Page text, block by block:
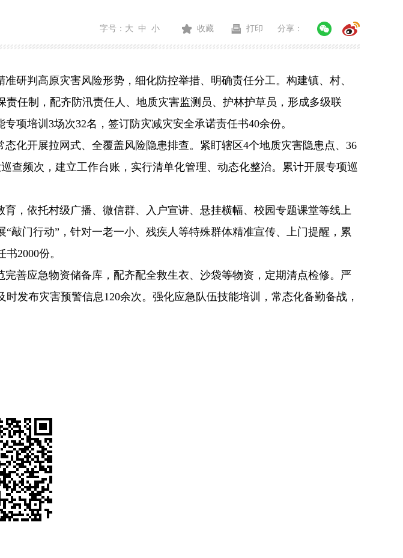
字号： 大 中 小 收藏 打印 分享：
研判高原灾害风险形势，细化防控举措、明确责任分工。构建镇、村、
任制，配齐防汛责任人、地质灾害监测员、护林护草员，形成多级联
专项培训 3场次32名，签订防灾减灾安全承诺责任书40余份。
态化开展拉网式、全覆盖风险隐患排查。紧盯辖区4个地质灾害隐患点、36
查频次，建立工作台账，实行清单化管理、动态化整治。 累计开展专项巡
育，依托村级广播、微信群、入户宣讲、悬挂横幅、校园专题课堂等线上
“敲门行动”，针对一老一小、残疾人等特殊群体精准宣传、上门提醒，累
书2000份。
完善应急物资储备库，配齐配全救生衣、沙袋等物资，定期清点检修。严
发布灾害预警信息120余次。强化应急队伍技能培训，常态化备勤备战，